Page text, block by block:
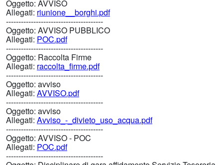
Oggetto: AVVISO
Allegati: riunione__borghi.pdf
---------------------------------------
Oggetto: AVVISO PUBBLICO
Allegati: POC.pdf
---------------------------------------
Oggetto: Raccolta Firme
Allegati: raccolta_firme.pdf
---------------------------------------
Oggetto: avviso
Allegati: AVVISO.pdf
---------------------------------------
Oggetto: avviso
Allegati: Avviso_-_divieto_uso_acqua.pdf
---------------------------------------
Oggetto: AVVISO - POC
Allegati: POC.pdf
---------------------------------------